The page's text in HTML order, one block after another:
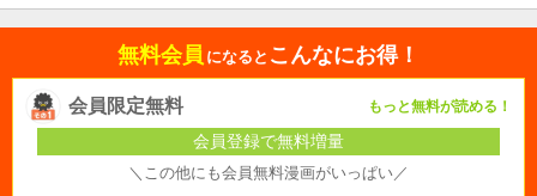
無料会員 になると こんなにお得！
会員限定無料 もっと無料が読める！
会員登録で無料増量
＼この他にも会員無料漫画がいっぱい／